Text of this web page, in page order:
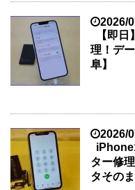
2026/
【即
理！デ
阜】
2026/
ター修
タその